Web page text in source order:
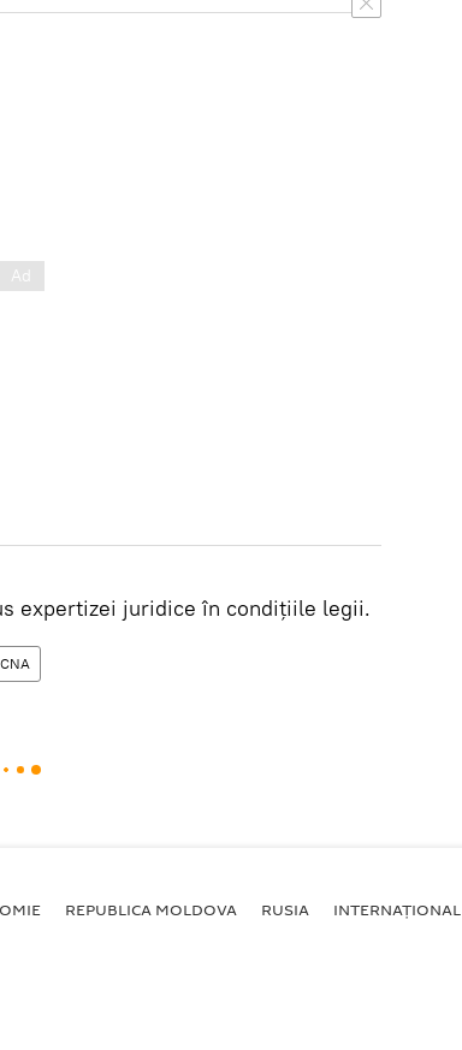
expertizei juridice în condițiile legii.
REPUBLICA MOLDOVA RUSIA INTERNAȚIONAL